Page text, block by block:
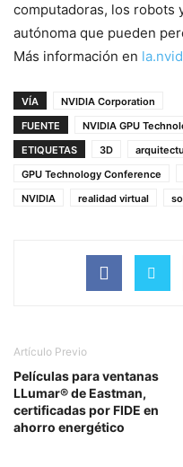
computadoras, los robots
autónoma que pueden
Más información en
VÍA
NVIDIA Corporation
FUENTE
NVIDIA GPU
ETIQUETAS
3D
GPU Technology Conference
NVIDIA
realidad virtual
Artículo Previo
Películas para ventanas
LLumar® de Eastman,
certificadas por FIDE en
ahorro energético